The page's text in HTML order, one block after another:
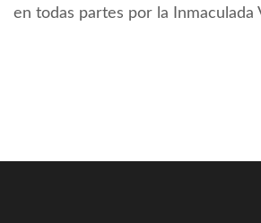
en todas partes por la Inmaculada